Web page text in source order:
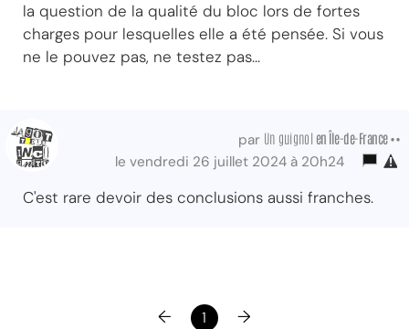
la question de la qualité du bloc lors de fortes
charges pour lesquelles elle a été pensée. Si vous
ne le pouvez pas, ne testez pas...
par Un guignol en Île-de-France ••
le vendredi 26 juillet 2024 à 20h24
C'est rare devoir des conclusions aussi franches.
← 1 →